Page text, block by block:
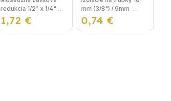
1,72 €
redukcia 1/2" x 1/4"
MF je najpoužívanejší
spoj na oceľové
0,74 €
mm (3/8") / 9mm
Izolácia na potrubie,
alebo izolačná pena na